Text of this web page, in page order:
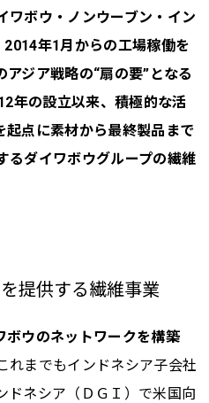
ワボウ・ノンウーブン・イン
2014年1月からの工場稼働を
ジア戦略の“扇の要”となる
年の設立以来、積極的な活
起点に素材から最終製品まで
るダイワボウグループの繊維
提供する繊維事業
ボウのネットワークを構築
れまでもインドネシア子会社
ドネシア（ＤＧＩ）で米国向